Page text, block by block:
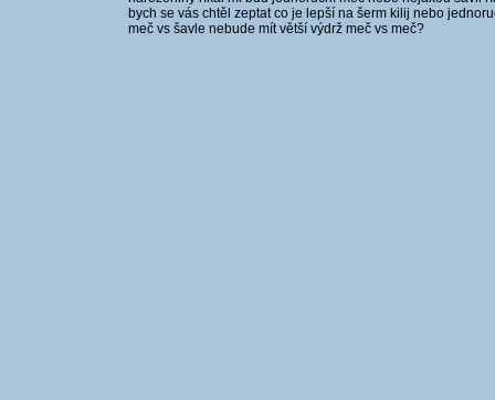
bych se vás chtěl zeptat co je lepší na šerm kilij nebo
meč vs šavle nebude mít větší výdrž meč vs meč?